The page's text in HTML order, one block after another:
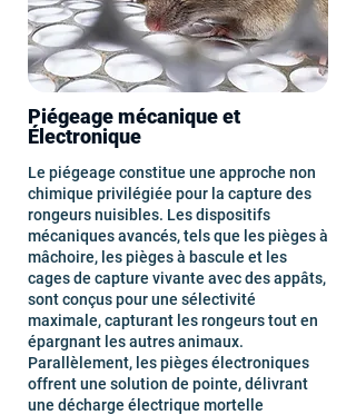
Piégeage mécanique et
Électronique
Le piégeage constitue une approche non
chimique privilégiée pour la capture des
rongeurs nuisibles. Les dispositifs
mécaniques avancés, tels que les pièges à
mâchoire, les pièges à bascule et les
cages de capture vivante avec des appâts,
sont conçus pour une sélectivité
maximale, capturant les rongeurs tout en
épargnant les autres animaux.
Parallèlement, les pièges électroniques
offrent une solution de pointe, délivrant
une décharge électrique mortelle